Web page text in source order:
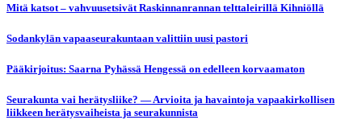
Mitä katsot – vahvuusetsivät Raskinnanrannan telttaleirillä Kihniöllä
Sodankylän vapaaseurakuntaan valittiin uusi pastori
Pääkirjoitus: Saarna Pyhässä Hengessä on edelleen korvaamaton
Seurakunta vai herätysliike? — Arvioita ja havaintoja vapaakirkollisen
liikkeen herätysvaiheista ja seurakunnista